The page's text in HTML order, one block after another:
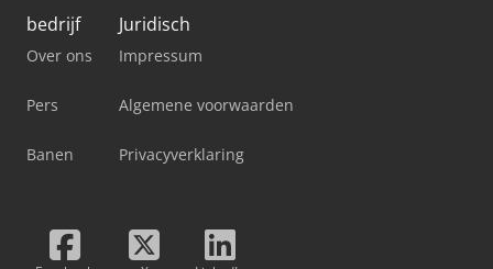
bedrijf
Over ons
Pers
Banen
Juridisch
Impressum
Algemene voorwaarden
Privacyverklaring